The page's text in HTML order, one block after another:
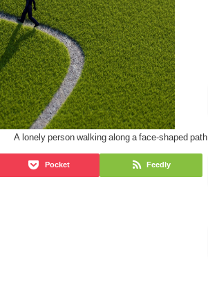
A lonely person walking along a face-shaped path
Pocket Feedly